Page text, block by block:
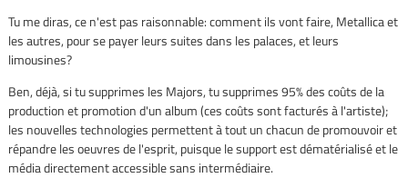
Tu me diras, ce n'est pas raisonnable: comment ils vont faire, Metallica et
les autres, pour se payer leurs suites dans les palaces, et leurs
limousines?
Ben, déjà, si tu supprimes les Majors, tu supprimes 95% des coûts de la
production et promotion d'un album (ces coûts sont facturés à l'artiste);
les nouvelles technologies permettent à tout un chacun de promouvoir et
répandre les oeuvres de l'esprit, puisque le support est dématérialisé et le
média directement accessible sans intermédiaire.